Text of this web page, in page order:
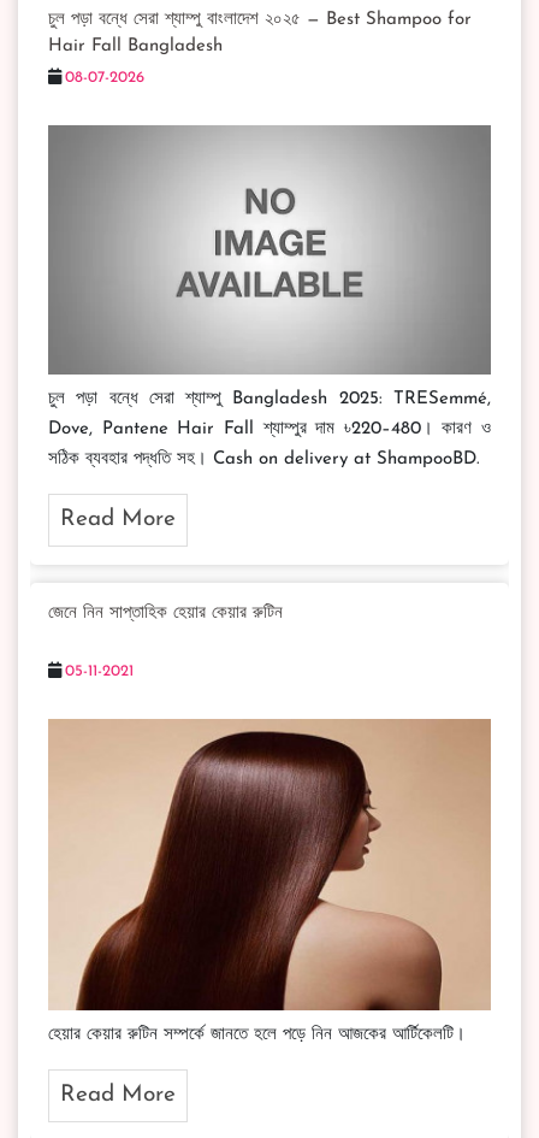
চুল পড়া বন্ধে সেরা শ্যাম্পু বাংলাদেশ ২০২৫ — Best Shampoo for
Hair Fall Bangladesh
08-07-2026
চুল পড়া বন্ধে সেরা শ্যাম্পু Bangladesh 2025: TRESemmé,
Dove, Pantene Hair Fall শ্যাম্পুর দাম ৳220–480। কারণ ও
সঠিক ব্যবহার পদ্ধতি সহ। Cash on delivery at ShampooBD.
Read More
জেনে নিন সাপ্তাহিক হেয়ার কেয়ার রুটিন
05-11-2021
হেয়ার কেয়ার রুটিন সম্পর্কে জানতে হলে পড়ে নিন আজকের আর্টিকেলটি।
Read More